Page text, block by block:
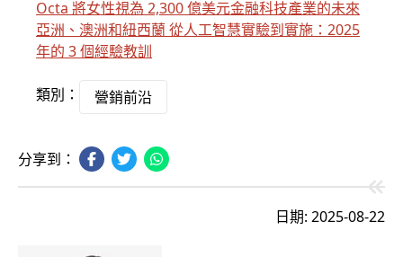
Octa 將女性視為 2,300 億美元金融科技產業的未來
亞洲、澳洲和紐西蘭 從人工智慧實驗到實施：2025
年的 3 個經驗教訓
類別： 營銷前沿
分享到：
日期: 2025-08-22